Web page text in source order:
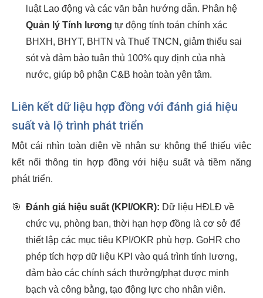
luật Lao động và các văn bản hướng dẫn. Phân hệ
Quản lý Tính lương tự động tính toán chính xác
BHXH, BHYT, BHTN và Thuế TNCN, giảm thiểu sai
sót và đảm bảo tuân thủ 100% quy định của nhà
nước, giúp bộ phận C&B hoàn toàn yên tâm.
Liên kết dữ liệu hợp đồng với đánh giá hiệu
suất và lộ trình phát triển
Một cái nhìn toàn diện về nhân sự không thể thiếu việc
kết nối thông tin hợp đồng với hiệu suất và tiềm năng
phát triển.
🎯 Đánh giá hiệu suất (KPI/OKR): Dữ liệu HĐLĐ về
chức vụ, phòng ban, thời hạn hợp đồng là cơ sở để
thiết lập các mục tiêu KPI/OKR phù hợp. GoHR cho
phép tích hợp dữ liệu KPI vào quá trình tính lương,
đảm bảo các chính sách thưởng/phạt được minh
bạch và công bằng, tạo động lực cho nhân viên.